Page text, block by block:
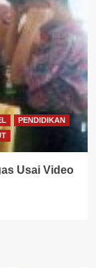
PENDIDIKAN
Usai Video